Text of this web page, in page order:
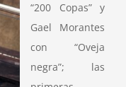
“200 Copas” y
Gael Morantes
con “Oveja
negra”; las